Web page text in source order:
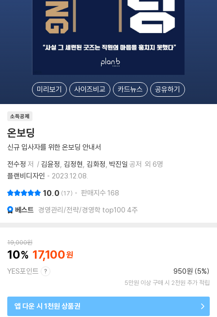
미리보기 사이즈비교 카드뉴스 공유하기
소득공제
온보딩
신규 입사자를 위한 온보딩 안내서
전수정 저 김윤정 김정현 김화정 박진일 공저 외 6명
플랜비디자인
2023.12.08.
10.0 17 판매지수 168
베스트 경영관리/전략/경영학 top100 4주
19,000원
10 17,100
YES포인트 950원 (5%)
5만원 이상 구매 시 2천원 추가 적립
앱 다운 시 1천원 상품권